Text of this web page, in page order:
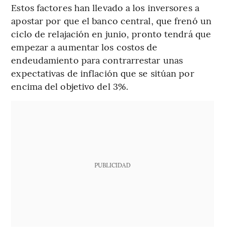
Estos factores han llevado a los inversores a
apostar por que el banco central, que frenó un
ciclo de relajación en junio, pronto tendrá que
empezar a aumentar los costos de
endeudamiento para contrarrestar unas
expectativas de inflación que se sitúan por
encima del objetivo del 3%.
PUBLICIDAD